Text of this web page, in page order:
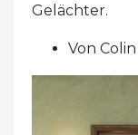
Gelächter.
Von